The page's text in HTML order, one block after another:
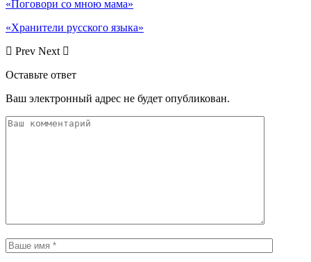
«Поговори со мною мама»
«Хранители русского языка»
Prev Next
Оставьте ответ
Ваш электронный адрес не будет опубликован.